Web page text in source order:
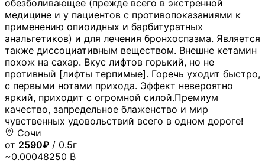
обезболивающее (прежде всего в экстренной
медицине и у пациентов с противопоказаниями к
применению опиоидных и барбитуратных
анальгетиков) и для лечения бронхоспазма. Является
также диссоциативным веществом. Внешне кетамин
похож на сахар. Вкус лифтов горький, но не
противный [лифты терпимые]. Горечь уходит быстро,
с первыми нотами прихода. Эффект невероятно
яркий, приходит с огромной силой.Премиум
качество, запредельное блаженство и мир
чувственных удовольствий всего в одном дороге!
Сочи
от 2590₽ / 0.5г
~0.00048250 ₿